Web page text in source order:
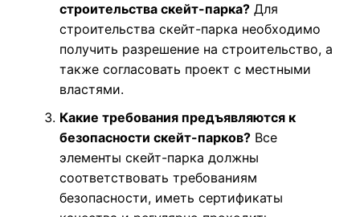
строительства скейт-парка?Для
строительства скейт-парка необходимо
получить разрешение на строительство, а
также согласовать проект с местными
властями.
Какие требования предъявляются к
безопасности скейт-парков?Все
элементы скейт-парка должны
соответствовать требованиям
безопасности, иметь сертификаты